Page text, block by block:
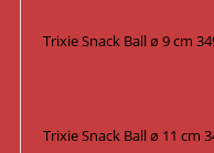
Trixie Snack Ball ø 9 cm
Trixie Snack Ball ø 11 cm